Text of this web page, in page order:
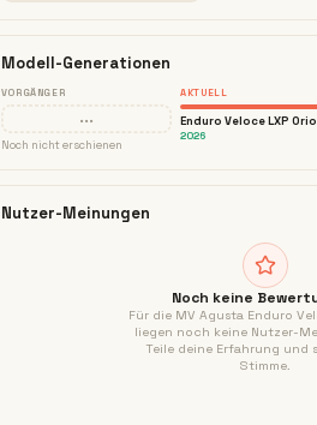
Modell-Generationen
VORGÄNGER
···
Noch nicht erschienen
AKTUELL
Enduro Veloce LXP
2026
Nutzer-Meinungen
Noch keine
Für die MV Agusta Enduro
liegen noch keine Nutzer-
Teile deine Erfahrung und
Stimme.